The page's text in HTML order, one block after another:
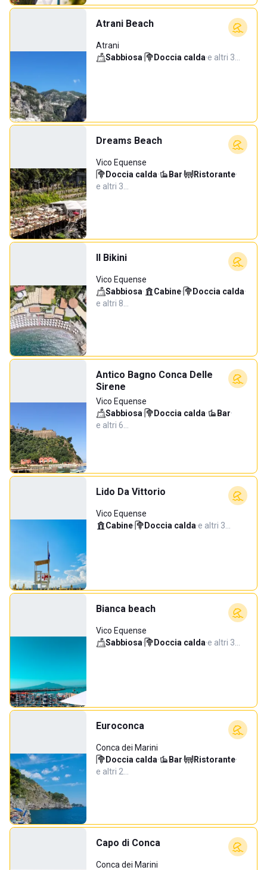
Atrani Beach
Atrani
Sabbiosa· Doccia calda·e altri 3…
Dreams Beach
Vico Equense
Doccia calda· Bar· Ristorante·
e altri 3…
Il Bikini
Vico Equense
Sabbiosa· Cabine· Doccia calda·
e altri 8…
Antico Bagno Conca Delle
Sirene
Vico Equense
Sabbiosa· Doccia calda· Bar·
e altri 6…
Lido Da Vittorio
Vico Equense
Cabine· Doccia calda·e altri 3…
Bianca beach
Vico Equense
Sabbiosa· Doccia calda·e altri 3…
Euroconca
Conca dei Marini
Doccia calda· Bar· Ristorante·
e altri 2…
Capo di Conca
Conca dei Marini